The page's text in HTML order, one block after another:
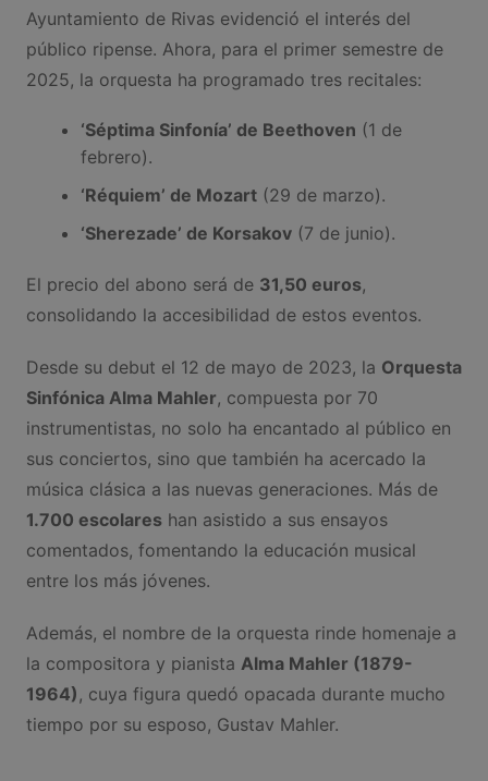
Ayuntamiento de Rivas evidenció el interés del
público ripense. Ahora, para el primer semestre de
2025, la orquesta ha programado tres recitales:
‘Séptima Sinfonía’ de Beethoven (1 de
febrero).
‘Réquiem’ de Mozart(29 de marzo).
‘Sherezade’ de Korsakov(7 de junio).
El precio del abono será de 31,50 euros,
consolidando la accesibilidad de estos eventos.
Desde su debut el 12 de mayo de 2023, la Orquesta
Sinfónica Alma Mahler, compuesta por 70
instrumentistas, no solo ha encantado al público en
sus conciertos, sino que también ha acercado la
música clásica a las nuevas generaciones. Más de
1.700 escolareshan asistido a sus ensayos
comentados, fomentando la educación musical
entre los más jóvenes.
Además, el nombre de la orquesta rinde homenaje a
la compositora y pianista Alma Mahler (1879-
1964) , cuya figura quedó opacada durante mucho
tiempo por su esposo, Gustav Mahler.